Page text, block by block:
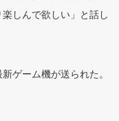
しんで欲しい」と話し
ゲーム機が送られた。